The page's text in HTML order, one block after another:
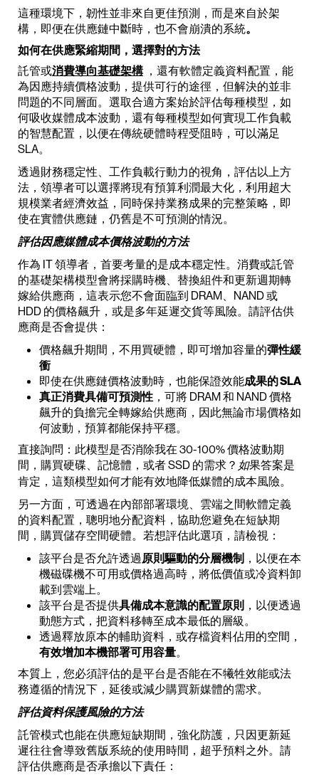
這種環境下，韌性並非來自更佳預測，而是來自於架
構，即便在供應鏈中斷時，也不會崩潰的系統。
如何在供應緊縮期間，選擇對的方法
託管或消費導向基礎架構，還有軟體定義資料配置，能
為因應持續價格波動，提供可行的途徑，但解決的並非
問題的不同層面。選取合適方案始於評估每種模型，如
何吸收媒體成本波動，還有每種模型如何實現工作負載
的智慧配置，以便在傳統硬體時程受阻時，可以滿足
SLA。
透過財務穩定性、工作負載行動力的視角，評估以上方
法，領導者可以選擇將現有預算利潤最大化，利用超大
規模業者經濟效益，同時保持業務成果的完整策略，即
使在實體供應鏈，仍舊是不可預測的情況。
評估因應媒體成本價格波動的方法
作為 IT 領導者，首要考量的是成本穩定性。消費或託管
的基礎架構模型會將採購時機、替換組件和更新週期轉
嫁給供應商，這表示您不會面臨到 DRAM、NAND 或
HDD 的價格飆升，或是多年延遲交貨等風險。請評估供
應商是否會提供：
價格飆升期間，不用買硬體，即可增加容量的彈性緩
衝
即使在供應鏈價格波動時，也能保證效能成果的 SLA
真正消費具備可預測性 ，可將 DRAM 和 NAND 價格
飆升的負擔完全轉嫁給供應商，因此無論市場價格如
何波動，預算都能保持平穩。
直接詢問：此模型是否消除我在 30-100% 價格波動期
間，購買硬碟、記憶體，或者 SSD 的需求？ 如果答案是
肯定，這類模型如何才能有效地降低媒體的成本風險。
另一方面，可透過在內部部署環境、雲端之間軟體定義
的資料配置，聰明地分配資料，協助您避免在短缺期
間，購買儲存空間硬體。若想評估此選項，請檢視：
該平台是否允許透過原則驅動的分層機制 ，以便在本
機磁碟機不可用或價格過高時，將低價值或冷資料卸
載到雲端上。
該平台是否提供具備成本意識的配置原則 ，以便透過
動態方式，把資料移轉至成本最低的層級。
透過釋放原本的輔助資料，或存檔資料佔用的空間，
有效增加本機部署可用容量。
本質上，您必須評估的是平台是否能在不犧牲效能或法
務遵循的情況下，延後或減少購買新媒體的需求。
評估資料保護風險的方法
託管模式也能在供應短缺期間，強化防護，只因更新延
遲往往會導致舊版系統的使用時間，超乎預料之外。請
評估供應商是否承擔以下責任：